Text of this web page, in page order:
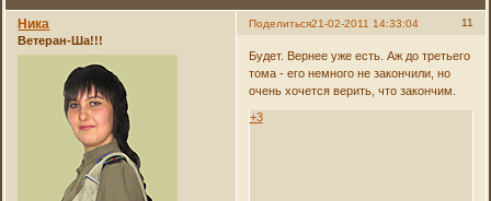
Поделиться 11
21-02-2011 14:33:04
Ника
Ветеран-Ша!!!
Будет. Вернее уже есть. Аж до третьего
тома - его немного не закончили, но
очень хочется верить, что закончим.
+3